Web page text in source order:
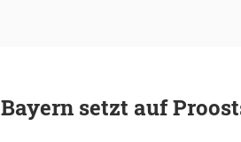
Bayern setzt auf